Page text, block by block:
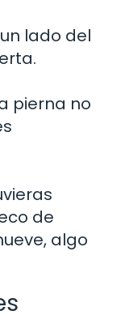
lado del
pierna no
de
algo